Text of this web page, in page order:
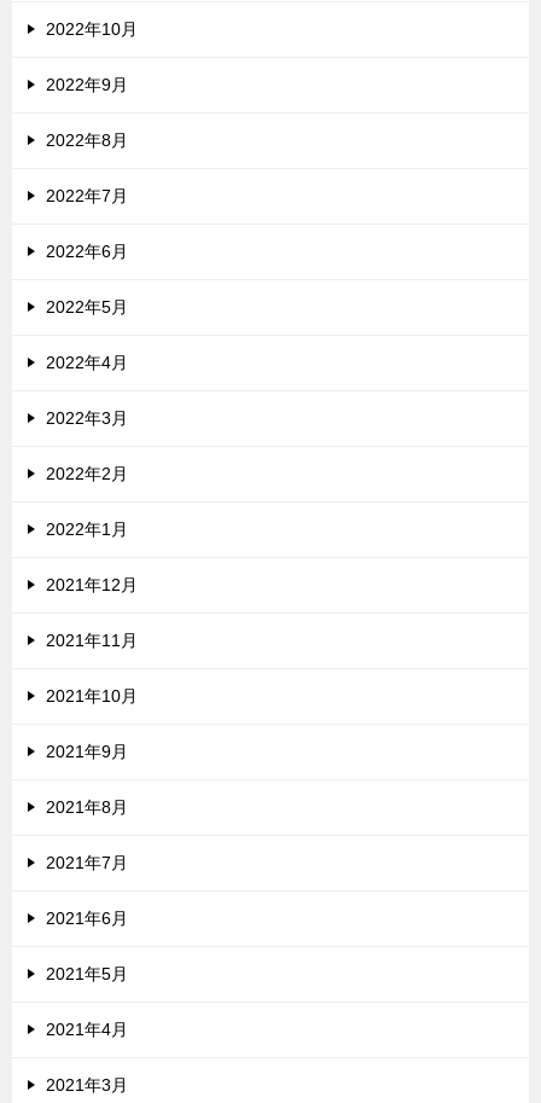
2022年10月
2022年9月
2022年8月
2022年7月
2022年6月
2022年5月
2022年4月
2022年3月
2022年2月
2022年1月
2021年12月
2021年11月
2021年10月
2021年9月
2021年8月
2021年7月
2021年6月
2021年5月
2021年4月
2021年3月